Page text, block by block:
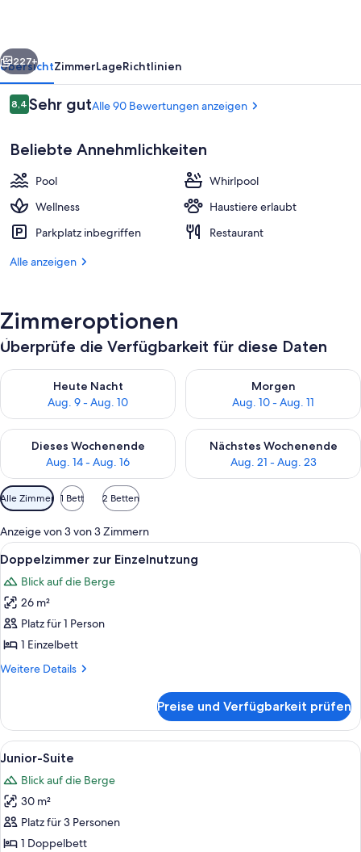
Innenpool, Außenpool
Weiter
227+
ÜbersichtZimmerLageRichtlinien
Bewertungen
8,48,4 von 10.
Sehr gutAlle 90 Bewertungen anzeigen
Beliebte Annehmlichkeiten
Pool
Whirlpool
Wellness
Haustiere erlaubt
Parkplatz inbegriffen
Restaurant
Alle anzeigen
Zimmeroptionen
Überprüfe die Verfügbarkeit für diese Daten
Heute Nacht
Aug. 9 - Aug. 10
Überprüfe die Verfügbarkeit für heute Nacht, Aug. 9 - Aug.
Morgen
Aug. 10 - Aug. 11
Überprüfe die Verfügbarkeit
Dieses Wochenende
Aug. 14 - Aug. 16
Überprüfe die Verfügbarkeit für dieses Wochenende, Aug. 14
Nächstes Wochenende
Aug. 21 - Aug. 23
Überprüfe die Verfügbarkeit
Verfügbare
Filter
für
Zimmer
Alle Zimmer 1 Bett 2 Betten
Anzeige von 3 von 3 Zimmern
Alle
Fotos
für
Doppelzimmer
zur
Einzelnutzung
anzeigen
Schreibtisch,
6
Doppelzimmer zur Einzelnutzung
Blick auf die Berge
26 m²
Platz für 1 Person
1 Einzelbett
Weitere Details
Weitere
zur
Einzelnutzung
Preise und Verfügbarkeit prüfen
Alle
Fotos
für
Junior-
Suite
anzeigen
Schreibtisch,
7
Junior-Suite
Blick auf die Berge
30 m²
Platz für 3 Personen
1 Doppelbett